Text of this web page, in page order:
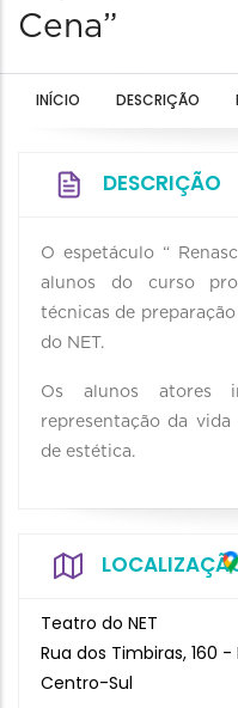
Cena”
INÍCIO DESCRIÇÃO
DESCRIÇÃO
O espetáculo “
alunos do curso
técnicas de
do NET.
Os alunos atores
representação da
de estética.
Teatro do NET
Rua dos Timbiras, 160
Centro-Sul